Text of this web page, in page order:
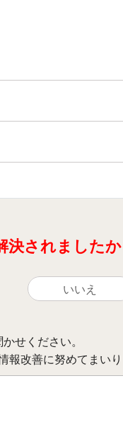
決されましたか
いいえ
せください。
報改善に努めてまいり